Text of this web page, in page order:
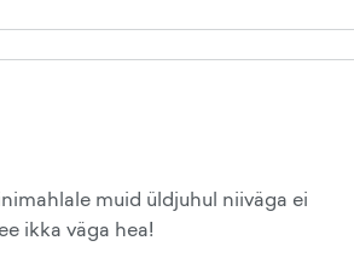
muid üldjuhul niiväga ei
ikka väga hea!